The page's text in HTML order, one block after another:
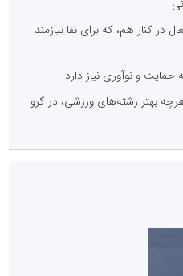
کنار هم، که برای بقا نیازمند
حمایت و نوآوری نیاز دارد
بهتر رشته‌های ورزشی، در گرو